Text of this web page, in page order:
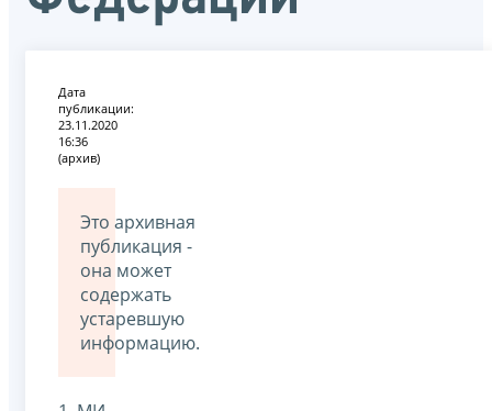
Дата
публикации:
23.11.2020
16:36
(архив)
Это архивная
публикация -
она может
содержать
устаревшую
информацию.